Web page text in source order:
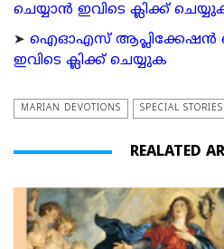
ചെയ്യാന്‍ ഇവിടെ ക്ലിക്ക്
➤ ഐഓഎസ് ആപ്ലിക്കേഷന്‍
ഇവിടെ ക്ലിക്ക് ചെയ്യുക
MARIAN DEVOTIONS SPECIAL STORIES
REALATED